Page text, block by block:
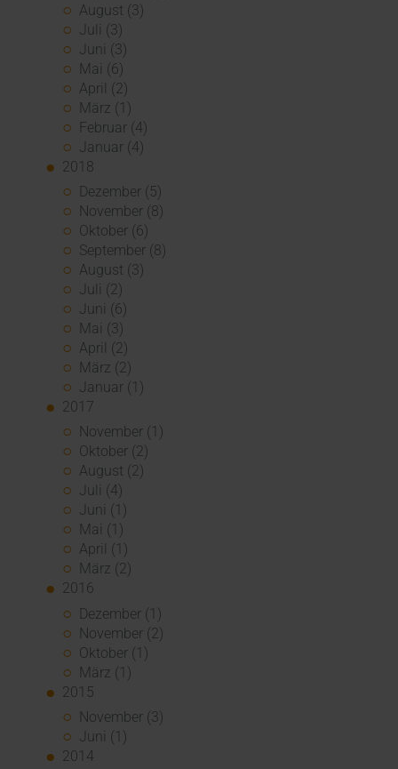
August (3)
Juli (3)
Juni (3)
Mai (6)
April (2)
März (1)
Februar (4)
Januar (4)
2018
Dezember (5)
November (8)
Oktober (6)
September (8)
August (3)
Juli (2)
Juni (6)
Mai (3)
April (2)
März (2)
Januar (1)
2017
November (1)
Oktober (2)
August (2)
Juli (4)
Juni (1)
Mai (1)
April (1)
März (2)
2016
Dezember (1)
November (2)
Oktober (1)
März (1)
2015
November (3)
Juni (1)
2014